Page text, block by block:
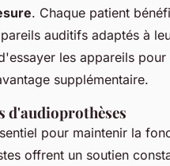
. Chaque patient
auditifs adaptés à
les appareils
supplémentaire.
d'audioprothèses
pour maintenir la
offrent un soutien